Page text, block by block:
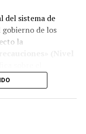
esta problemática
que
veces, se apela a la
por el color de
del sistema de
de los
la
sur santafesino
asignado a
las